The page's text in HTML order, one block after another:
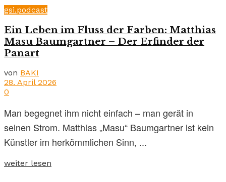
gsi.podcast
Ein Leben im Fluss der Farben: Matthias
Masu Baumgartner – Der Erfinder der
Panart
von BAKI
28. April 2026
0
Man begegnet ihm nicht einfach – man gerät in
seinen Strom. Matthias „Masu“ Baumgartner ist kein
Künstler im herkömmlichen Sinn, ...
weiter lesen